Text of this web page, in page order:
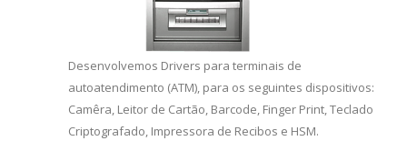
Desenvolvemos Drivers para terminais de
autoatendimento (ATM), para os seguintes dispositivos:
Camêra, Leitor de Cartão, Barcode, Finger Print, Teclado
Criptografado, Impressora de Recibos e HSM.